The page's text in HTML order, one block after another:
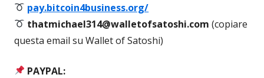
pay.bitcoin4business.org/
thatmichael314@walletofsatoshi.com (copiare
questa email su Wallet of Satoshi)
PAYPAL: